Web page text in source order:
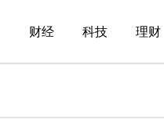
财经 科技 理财